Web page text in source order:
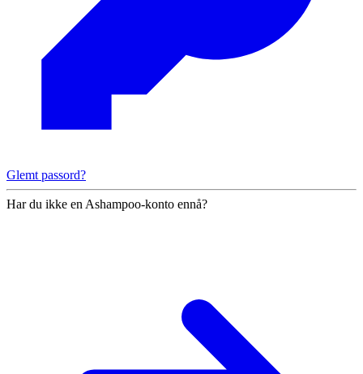
Glemt passord?
Har du ikke en Ashampoo-konto ennå?